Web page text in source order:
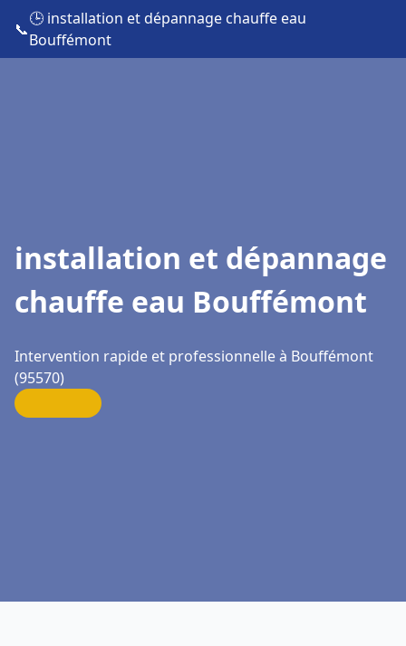
📞
🕒 installation et dépannage chauffe eau
Bouffémont
installation et dépannage
chauffe eau Bouffémont
Intervention rapide et professionnelle à Bouffémont
(95570)